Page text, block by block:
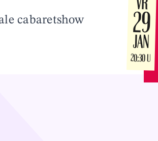
cabaretshow 29
JAN
20:30 U